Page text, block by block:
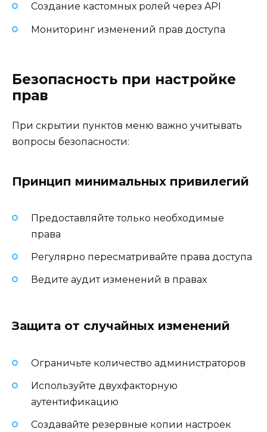
Создание кастомных ролей через API
Мониторинг изменений прав доступа
Безопасность при настройке
прав
При скрытии пунктов меню важно учитывать
вопросы безопасности:
Принцип минимальных привилегий
Предоставляйте только необходимые
права
Регулярно пересматривайте права доступа
Ведите аудит изменений в правах
Защита от случайных изменений
Ограничьте количество администраторов
Используйте двухфакторную
аутентификацию
Создавайте резервные копии настроек